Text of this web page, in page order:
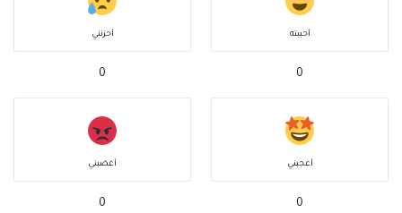
أحببته
0
أحزنني
0
أعجبني
0
أغضبني
0